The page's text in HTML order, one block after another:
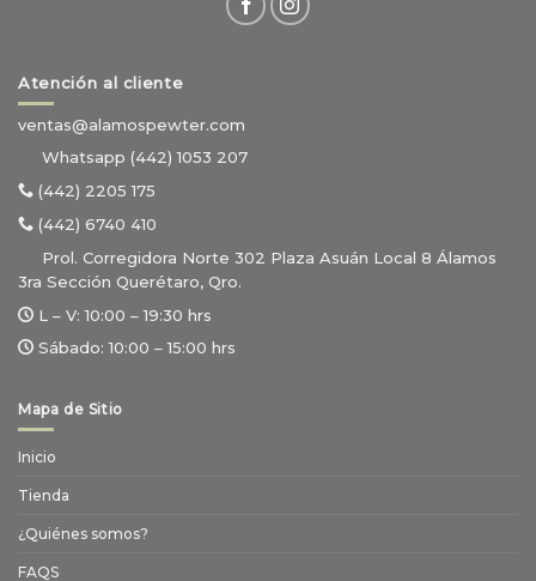
Atención al cliente
ventas@alamospewter.com
Whatsapp (442) 1053 207
(442) 2205 175
(442) 6740 410
Prol. Corregidora Norte 302 Plaza Asuán Local 8 Álamos
3ra Sección Querétaro, Qro.
L – V: 10:00 – 19:30 hrs
Sábado: 10:00 – 15:00 hrs
Mapa de Sitio
Inicio
Tienda
¿Quiénes somos?
FAQS